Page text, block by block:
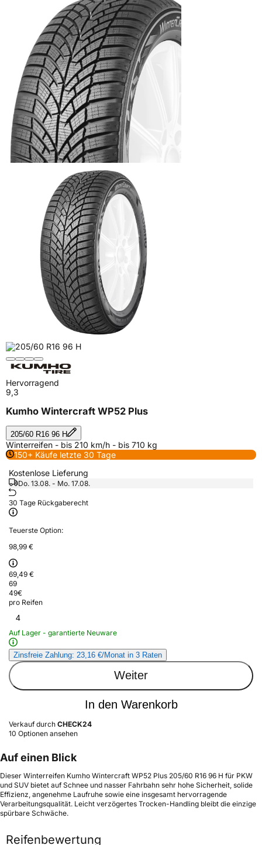
Hervorragend
9,3
Kumho Wintercraft WP52 Plus
205/60 R16 96 H
Winterreifen - bis 210 km/h - bis 710 kg
150+ Käufe letzte 30 Tage
Kostenlose Lieferung
Do. 13.08. - Mo. 17.08.
30 Tage Rückgaberecht
Teuerste Option:
98,99 €
69,49 €
69
49€
pro Reifen
4
Auf Lager - garantierte Neuware
Zinsfreie Zahlung: 23,16 €/Monat in 3 Raten
Weiter
In den Warenkorb
Verkauf durch CHECK24
10 Optionen ansehen
Auf einen Blick
Dieser Winterreifen Kumho Wintercraft WP52 Plus 205/60 R16 96 H für PKW
und SUV bietet auf Schnee und nasser Fahrbahn sehr hohe Sicherheit, solide
Effizienz, angenehme Laufruhe sowie eine insgesamt hervorragende
Verarbeitungsqualität. Leicht verzögertes Trocken-Handling bleibt die einzige
spürbare Schwäche.
Reifenbewertung